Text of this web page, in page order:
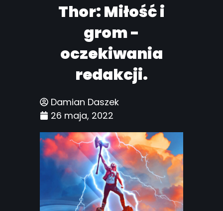
Thor: Miłość i
grom -
oczekiwania
redakcji.
Damian Daszek
26 maja, 2022